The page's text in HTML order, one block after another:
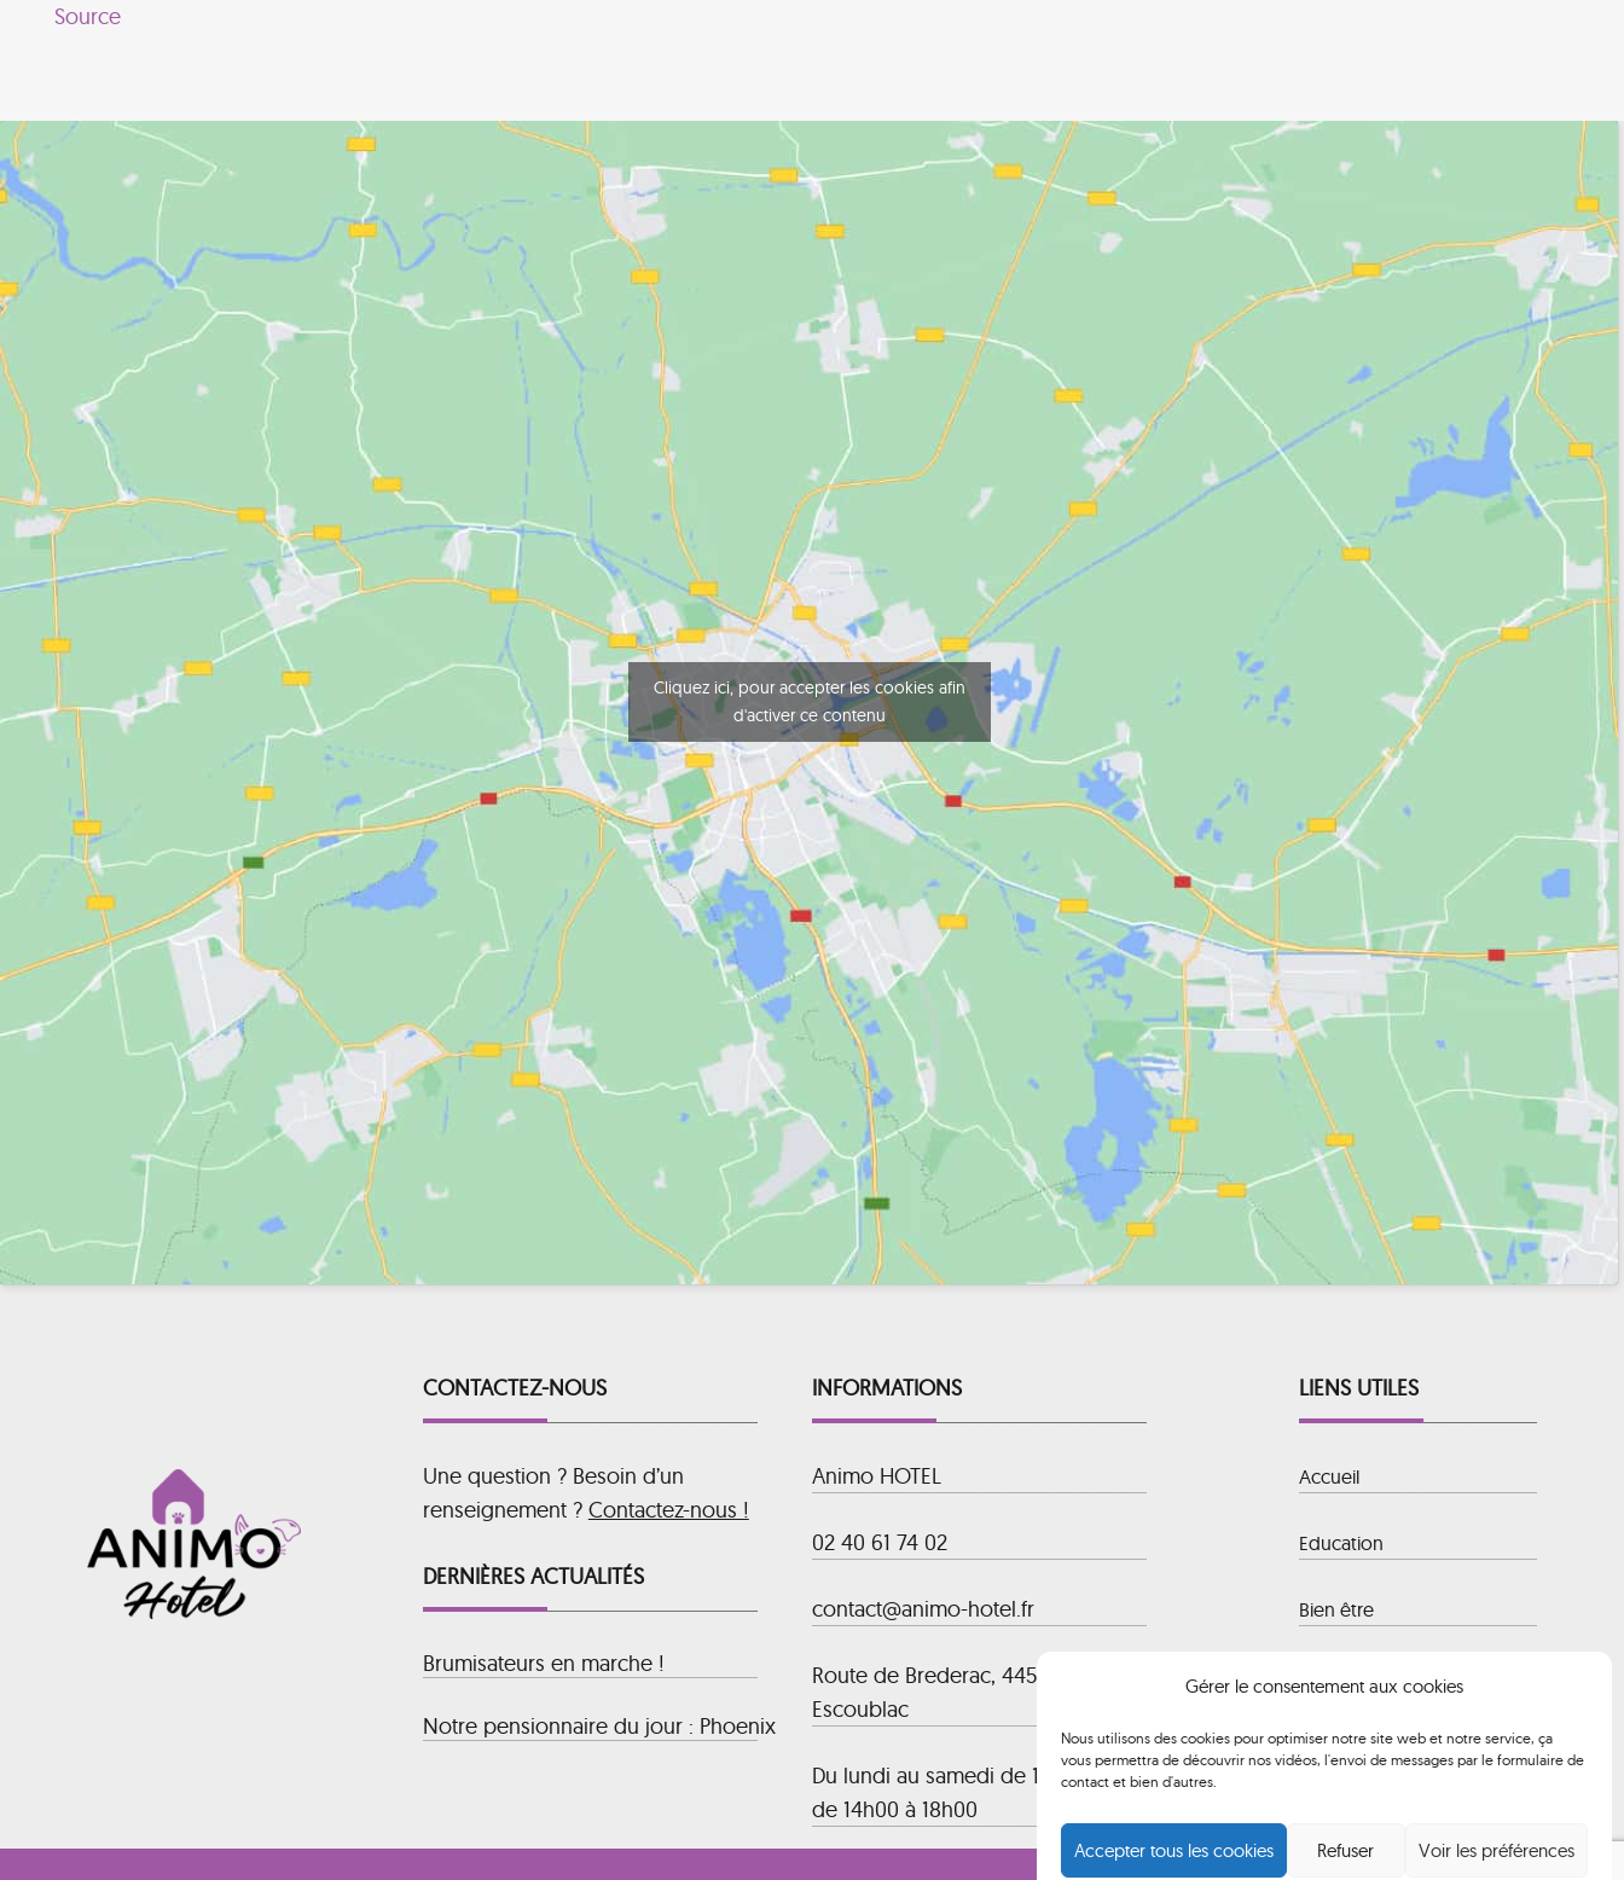
Gérer le consentement aux cookies
Nous utilisons des cookies pour optimiser notre site web et notre service, ça
vous permettra de découvrir nos vidéos, l'envoi de messages par le formulaire de
contact et bien d'autres.
Accepter tous les cookies Refuser Voir les préférences
Source
Cliquez ici, pour accepter les cookies afin
d'activer ce contenu
CONTACTEZ-NOUS
Une question ? Besoin d’un
renseignement ? Contactez-nous !
DERNIÈRES ACTUALITÉS
Brumisateurs en marche !
Notre pensionnaire du jour : Phoenix
INFORMATIONS
Animo HOTEL
02 40 61 74 02
contact@animo-hotel.fr
Route de Brederac, 44500 La Baule-
Escoublac
Du lundi au samedi de 10h00 à 12h00 et
de 14h00 à 18h00
LIENS UTILES
Accueil
Education
Bien être
Hôtellerie
Transport